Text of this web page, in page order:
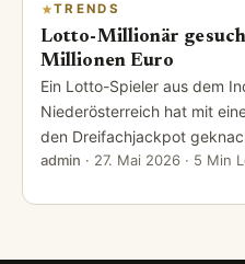
TRENDS
Lotto-Millionär
Millionen Euro
Ein Lotto-Spieler aus dem
Niederösterreich hat mit
den Dreifachjackpot
admin · 27. Mai 2026 · 5 Min